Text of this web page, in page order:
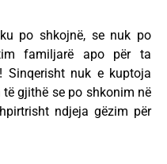
po shkojnë, se nuk po
familjarë apo për ta
Sinqerisht nuk e kuptoja
gjithë se po shkonim në
ndjeja gëzim për